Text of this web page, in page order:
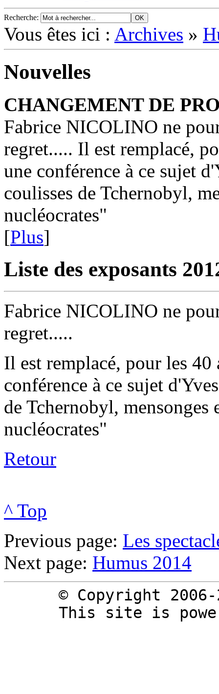
Recherche:
Vous êtes ici : Archives »
Nouvelles
CHANGEMENT DE
Fabrice NICOLINO ne
regret..... Il est remplacé,
une conférence à ce sujet
coulisses de Tchernobyl,
nucléocrates"
[Plus]
Liste des exposants
Fabrice NICOLINO ne
regret.....
Il est remplacé, pour les
conférence à ce sujet
de Tchernobyl, mensonges
nucléocrates"
Retour
^ Top
Previous page: Les
Next page: Humus 2014
© Copyright 2006-
This site is